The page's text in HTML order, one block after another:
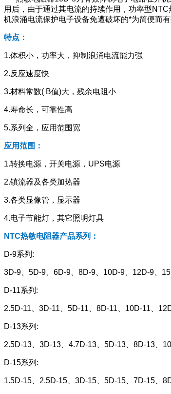
用后，由于通过其电流的持续作用，功率型
机浪涌电流保护电子设备免遭破坏的*为简便而有
特点：
1.体积小，功率大，抑制浪涌电流能力强
2.反应速度快
3.材料常数( B值)大，残余电阻小
4.寿命长，可靠性高
5.系列全，应用范围宽
应用范围：
1.转换电源，开关电源，UPS电源
2.镇流器及各类加热器
3.各类显像管，显示器
4.电子节能灯，其它照明灯具
NTC热敏电阻器产品系列：
D-9系列:
3D-9、5D-9、6D-9、8D-9、10D-9、12D-9、
D-11系列:
2.5D-11、3D-11、5D-11、8D-11、10D-11、
D-13系列:
2.5D-13、3D-13、4.7D-13、5D-13、8D-13、
D-15系列:
1.5D-15、2.5D-15、3D-15、5D-15、7D-15、